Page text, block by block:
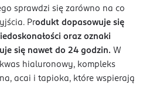
sprawdzi się zarówno na co
Produkt dopasowuje się
oraz oznaki
się nawet do 24 godzin. W
hialuronowy, kompleks
acai i tapioka, które wspierają